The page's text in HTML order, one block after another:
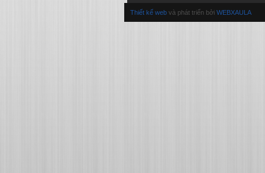
Thiết kế web và phát triển bởi WEBXAULA